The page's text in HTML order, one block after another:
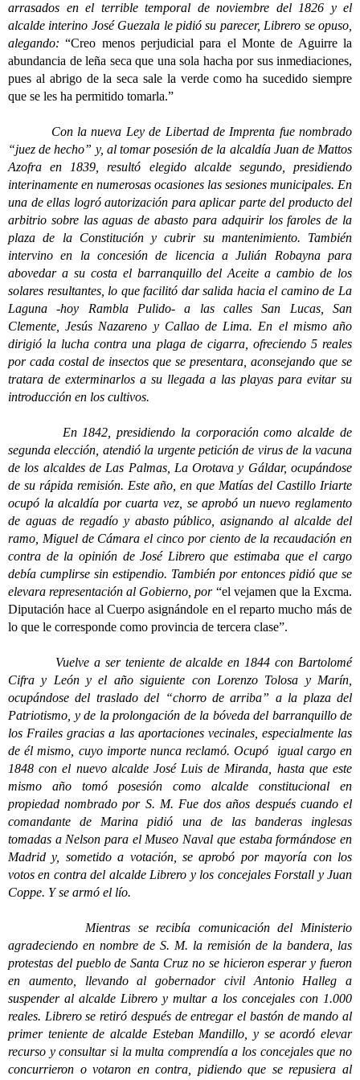
arrasados en el terrible temporal de noviembre del 1826 y el
alcalde interino José Guezala le pidió su parecer, Librero se opuso,
alegando:“Creo menos perjudicial para el Monte de Aguirre la
abundancia de leña seca que una sola hacha por sus inmediaciones,
pues al abrigo de la seca sale la verde como ha sucedido siempre
que se les ha permitido tomarla.”
Con la nueva Ley de Libertad de Imprenta fue nombrado
“juez de hecho” y, al tomar posesión de la alcaldía Juan de Mattos
Azofra en 1839, resultó elegido alcalde segundo, presidiendo
interinamente en numerosas ocasiones las sesiones municipales. En
una de ellas logró autorización para aplicar parte del producto del
arbitrio sobre las aguas de abasto para adquirir los faroles de la
plaza de la Constitución y cubrir su mantenimiento. También
intervino en la concesión de licencia a Julián Robayna para
abovedar a su costa el barranquillo del Aceite a cambio de los
solares resultantes, lo que facilitó dar salida hacia el camino de La
Laguna -hoy Rambla Pulido- a las calles San Lucas, San
Clemente, Jesús Nazareno y Callao de Lima. En el mismo año
dirigió la lucha contra una plaga de cigarra, ofreciendo 5 reales
por cada costal de insectos que se presentara, aconsejando que se
tratara de exterminarlos a su llegada a las playas para evitar su
introducción en los cultivos.
En 1842, presidiendo la corporación como alcalde de
segunda elección, atendió la urgente petición de virus de la vacuna
de los alcaldes de Las Palmas, La Orotava y Gáldar, ocupándose
de su rápida remisión. Este año, en que Matías del Castillo Iriarte
ocupó la alcaldía por cuarta vez, se aprobó un nuevo reglamento
de aguas de regadío y abasto público, asignando al alcalde del
ramo, Miguel de Cámara el cinco por ciento de la recaudación en
contra de la opinión de José Librero que estimaba que el cargo
debía cumplirse sin estipendio. También por entonces pidió que se
elevara representación al Gobierno, por “el vejamen que la Excma.
Diputación hace al Cuerpo asignándole en el reparto mucho más de
lo que le corresponde como provincia de tercera clase”.
Vuelve a ser teniente de alcalde en 1844 con Bartolomé
Cifra y León y el año siguiente con Lorenzo Tolosa y Marín,
ocupándose del traslado del “chorro de arriba” a la plaza del
Patriotismo, y de la prolongación de la bóveda del barranquillo de
los Frailes gracias a las aportaciones vecinales, especialmente las
de él mismo, cuyo importe nunca reclamó. Ocupó igual cargo en
1848 con el nuevo alcalde José Luis de Miranda, hasta que este
mismo año tomó posesión como alcalde constitucional en
propiedad nombrado por S. M. Fue dos años después cuando el
comandante de Marina pidió una de las banderas inglesas
tomadas a Nelson para el Museo Naval que estaba formándose en
Madrid y, sometido a votación, se aprobó por mayoría con los
votos en contra del alcalde Librero y los concejales Forstall y Juan
Coppe. Y se armó el lío.
Mientras se recibía comunicación del Ministerio
agradeciendo en nombre de S. M. la remisión de la bandera, las
protestas del pueblo de Santa Cruz no se hicieron esperar y fueron
en aumento, llevando al gobernador civil Antonio Halleg a
suspender al alcalde Librero y multar a los concejales con 1.000
reales. Librero se retiró después de entregar el bastón de mando al
primer teniente de alcalde Esteban Mandillo, y se acordó elevar
recurso y consultar si la multa comprendía a los concejales que no
concurrieron o votaron en contra, pidiendo que se repusiera al